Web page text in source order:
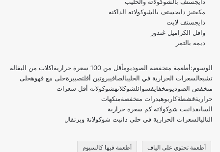
مكفتيز دايجستف بالشوكولاته الداكنه
دايجستف لايت
وافل الكراميل غندور
ديمه بالتمر
الوسوم:أطعمة منخفضة الصوديومأقل من 100 سعرة حرارية
اكلات من البقالة
تشبعالسعرات الحرارية في الحليبالصافيبروتين أقلتصبيرةحلى مع قهوهحلى
منخفض الصوديومخفايفسوائلشوكلاتهشوكولاته أقل سعرات
حراريةقشطةكاربوهيدرات منخفضةمنكهات
السابقدانيت شوكولاته كم سعرة حرارية
التاليالسعرات الحرارية في حلى دانيت شوكولاتة وبرتقال
أطعمة تحتوي على الياف أطعمة فيها كالسيوم